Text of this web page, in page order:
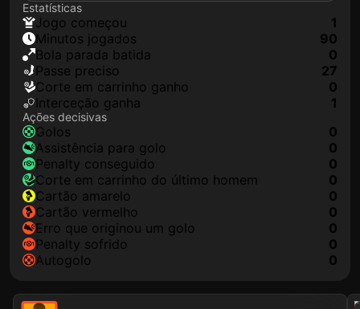
Estatísticas
jogo começou
1
minutos jogados
90
Bola parada batida
0
passe preciso
27
corte em carrinho ganho
0
interceção ganha
1
Ações decisivas
golos
0
assistência para golo
0
penalty conseguido
0
corte em carrinho do último homem
0
cartão amarelo
0
cartão vermelho
0
erro que originou um golo
0
penalty sofrido
0
autogolo
0
2021